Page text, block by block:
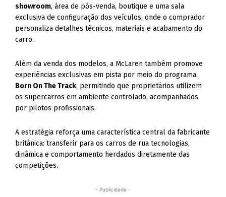
showroom, área de pós-venda, boutique e uma sala
exclusiva de configuração dos veículos, onde o comprador
personaliza detalhes técnicos, materiais e acabamento do
carro.
Além da venda dos modelos, a McLaren também promove
experiências exclusivas em pista por meio do programa
Born On The Track, permitindo que proprietários utilizem
os supercarros em ambiente controlado, acompanhados
por pilotos profissionais.
A estratégia reforça uma característica central da fabricante
britânica: transferir para os carros de rua tecnologias,
dinâmica e comportamento herdados diretamente das
competições.
- Publicidade -